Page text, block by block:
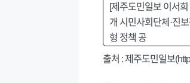
[제주도민일보 이서
개 시민사회단체·진
형 정책 공
출처 : 제주도민일보